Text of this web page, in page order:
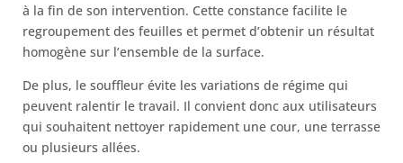
à la fin de son intervention. Cette constance facilite le
regroupement des feuilles et permet d’obtenir un résultat
homogène sur l’ensemble de la surface.
De plus, le souffleur évite les variations de régime qui
peuvent ralentir le travail. Il convient donc aux utilisateurs
qui souhaitent nettoyer rapidement une cour, une terrasse
ou plusieurs allées.